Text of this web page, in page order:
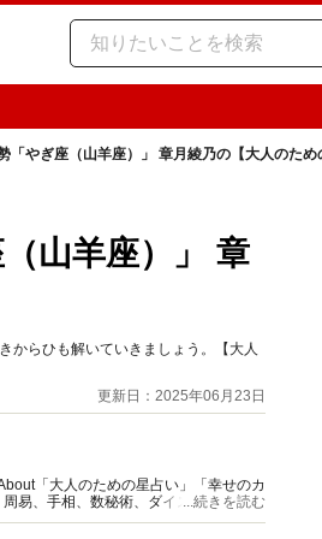
やぎ座（山羊座）」 章月綾乃の【大人のため
山羊座）」 章
からひも解いていきましょう。【大人
更新日：2025年06月23日
「大人のための星占い」「幸せのカ
易、手相、数秘術、ダイスやカード占
...続きを読む